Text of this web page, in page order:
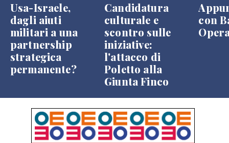
Usa-Israele,
dagli aiuti
militari a una
partnership
strategica
permanente?
Candidatura
culturale e
scontro sulle
iniziative:
l'attacco di
Poletto alla
Giunta Finco
con